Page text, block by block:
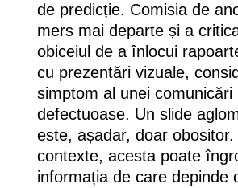
de predicție. Comisia de
mers mai departe și a
obiceiul de a înlocui
cu prezentări vizuale,
simptom al unei comunicări
defectuoase. Un slide
este, așadar, doar
contexte, acesta poate
informația de care depinde